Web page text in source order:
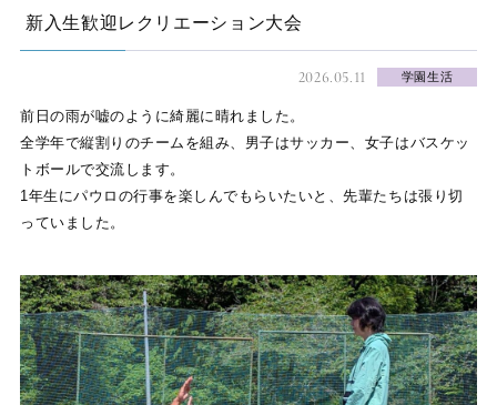
新入生歓迎レクリエーション大会
2026.05.11 学園生活
前日の雨が嘘のように綺麗に晴れました。
全学年で縦割りのチームを組み、男子はサッカー、女子はバスケッ
トボールで交流します。
1年生にパウロの行事を楽しんでもらいたいと、先輩たちは張り切
っていました。